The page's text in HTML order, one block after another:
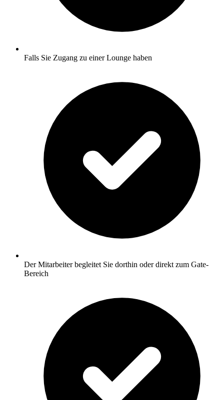
Falls Sie Zugang zu einer Lounge haben
Der Mitarbeiter begleitet Sie dorthin oder direkt zum Gate-
Bereich